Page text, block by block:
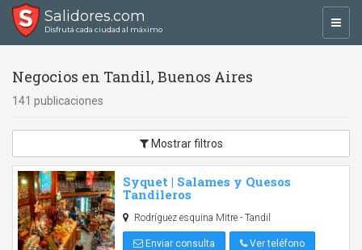
Salidores.com
Disfrutá cada ciudad al máximo
Negocios en Tandil, Buenos Aires
141 publicaciones
Mostrar filtros
Syquet | Salames y Quesos
Tandileros
Rodríguez esquina Mitre - Tandil
Enviar consulta Ver teléfono